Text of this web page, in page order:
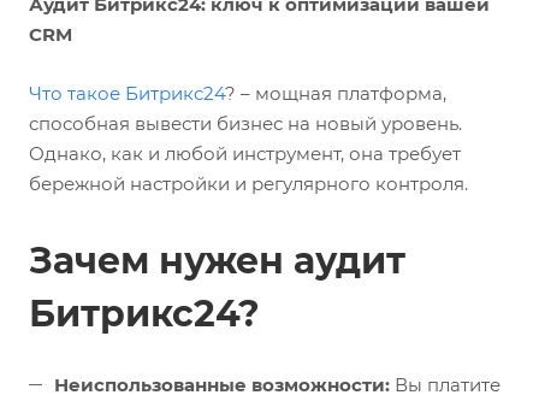
CRM
Что такое Битрикс24? – мощная платформа,
способная вывести бизнес на новый уровень.
Однако, как и любой инструмент, она требует
бережной настройки и регулярного контроля.
Зачем нужен аудит
Битрикс24?
Неиспользованные возможности: Вы платите